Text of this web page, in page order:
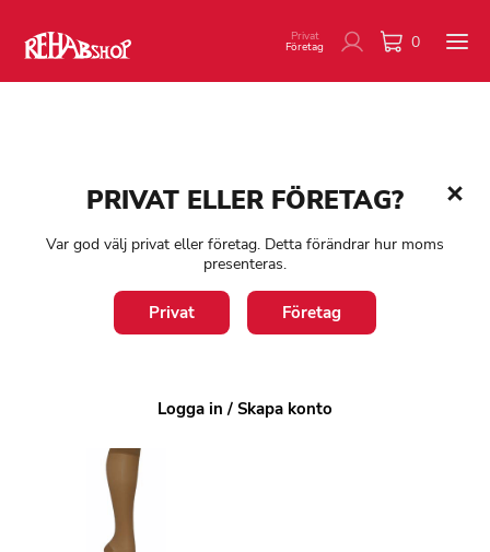
0
Privat
Företag
Product Varumärke / Albert Andrén
Albert Andrén
Endast ett sökresultat
PRIVAT ELLER FÖRETAG?
Var god välj privat eller företag. Detta förändrar hur moms
presenteras.
Privat Företag
Logga in / Skapa konto